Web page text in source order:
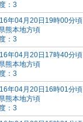
：3
年04月20日19時00分頃
熊本地方頃
：3
年04月20日17時40分頃
熊本地方頃
：3
年04月20日16時01分頃
熊本地方頃
：3